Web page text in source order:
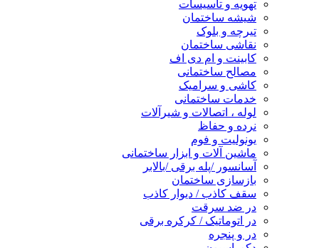
تهویه و تاسیسات
شیشه ساختمان
تیرچه و بلوک
نقاشی ساختمان
کابینت و ام دی اف
مصالح ساختمانی
کاشی و سرامیک
خدمات ساختمانی
لوله ، اتصالات و شیرآلات
نرده و حفاظ
یونولیت و فوم
ماشین آلات و ابزار ساختمانی
آسانسور /پله برقی /بالابر
بازسازی ساختمان
سقف کاذب / دیوار کاذب
در ضد سرقت
در اتوماتیک / کرکره برقی
در و پنجره